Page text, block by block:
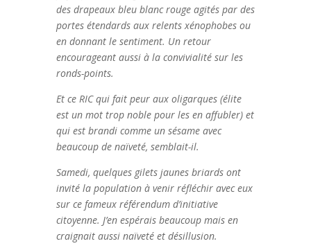
des drapeaux bleu blanc rouge agités par des
portes étendards aux relents xénophobes ou
en donnant le sentiment. Un retour
encourageant aussi à la convivialité sur les
ronds-points.
Et ce RIC qui fait peur aux oligarques (élite
est un mot trop noble pour les en affubler) et
qui est brandi comme un sésame avec
beaucoup de naïveté, semblait-il.
Samedi, quelques gilets jaunes briards ont
invité la population à venir réfléchir avec eux
sur ce fameux référendum d’initiative
citoyenne. J’en espérais beaucoup mais en
craignait aussi naïveté et désillusion.